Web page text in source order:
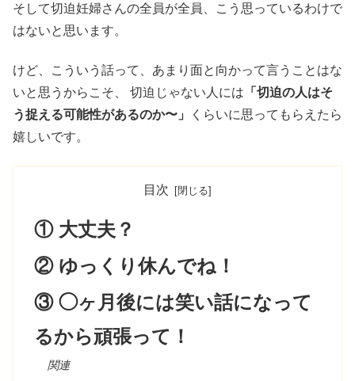
そして切迫妊婦さんの全員が全員、こう思っているわけで
はないと思います。
けど、こういう話って、あまり面と向かって言うことはな
いと思うからこそ、 切迫じゃない人には 「切迫の人はそ
う捉える可能性があるのか〜」
くらいに思ってもらえたら
嬉しいです。
目次
① 大丈夫？
② ゆっくり休んでね！
③ ◯ヶ月後には笑い話になって
るから頑張って！
関連